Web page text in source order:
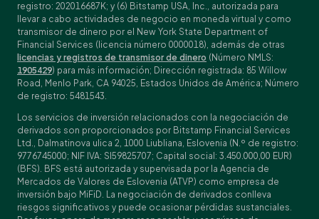
registro: 202016687K; y (6) Bitstamp USA, Inc., autorizada para
llevar a cabo actividades de negocio en moneda virtual y como
transmisor de dinero por el New York State Department of
Financial Services (licencia número 0000018), además de otras
licencias y registros de transmisor de dinero (Número NMLS:
1905429) para más información; Dirección registrada: 85 Willow
Road, Menlo Park, CA 94025, Estados Unidos de América; Número
de registro: 5481543.
Los servicios de inversión relacionados con la negociación de
derivados son proporcionados por Bitstamp Financial Services
Ltd., Dalmatinova ulica 2, 1000 Liubliana, Eslovenia (N.º de registro:
9776745000; NIF IVA: SI59825707; Capital social: 3.450.000,00 EUR)
(BFS). BFS está autorizada y supervisada por la Agencia de
Mercados de Valores de Eslovenia (ATVP) como empresa de
inversión bajo MiFiD. La negociación de derivados conlleva
riesgos significativos y puede ocasionar pérdidas sustanciales.